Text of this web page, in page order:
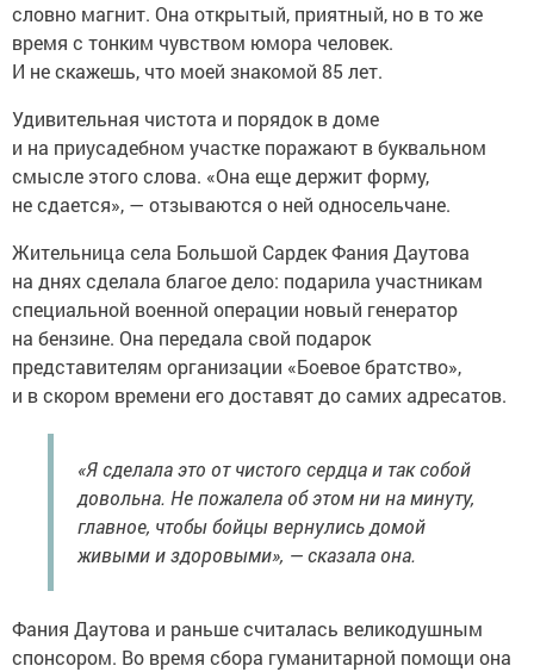
словно магнит. Она открытый, приятный, но в то же
время с тонким чувством юмора человек.
И не скажешь, что моей знакомой 85 лет.
Удивительная чистота и порядок в доме
и на приусадебном участке поражают в буквальном
смысле этого слова. «Она еще держит форму,
не сдается», — отзываются о ней односельчане.
Жительница села Большой Сардек Фания Даутова
на днях сделала благое дело: подарила участникам
специальной военной операции новый генератор
на бензине. Она передала свой подарок
представителям организации «Боевое братство»,
и в скором времени его доставят до самих адресатов.
«Я сделала это от чистого сердца и так собой
довольна. Не пожалела об этом ни на минуту,
главное, чтобы бойцы вернулись домой
живыми и здоровыми», — сказала она.
Фания Даутова и раньше считалась великодушным
спонсором. Во время сбора гуманитарной помощи она